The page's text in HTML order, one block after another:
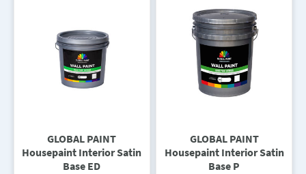
GLOBAL PAINT
Housepaint Interior Satin
Base ED
GLOBAL PAINT
Housepaint Interior Satin
Base P